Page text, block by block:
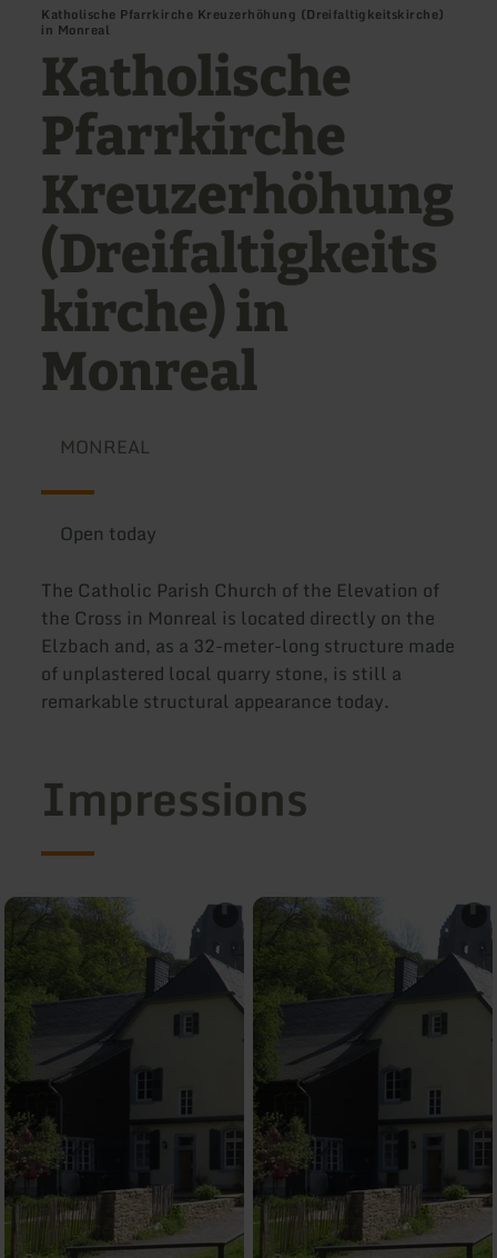
Katholische Pfarrkirche Kreuzerhöhung (Dreifaltigkeitskirche)
in Monreal
Katholische
Pfarrkirche
Kreuzerhöhung
(Dreifaltigkeits
kirche) in
Monreal
MONREAL
Open today
The Catholic Parish Church of the Elevation of
the Cross in Monreal is located directly on the
Elzbach and, as a 32-meter-long structure made
of unplastered local quarry stone, is still a
remarkable structural appearance today.
Impressions